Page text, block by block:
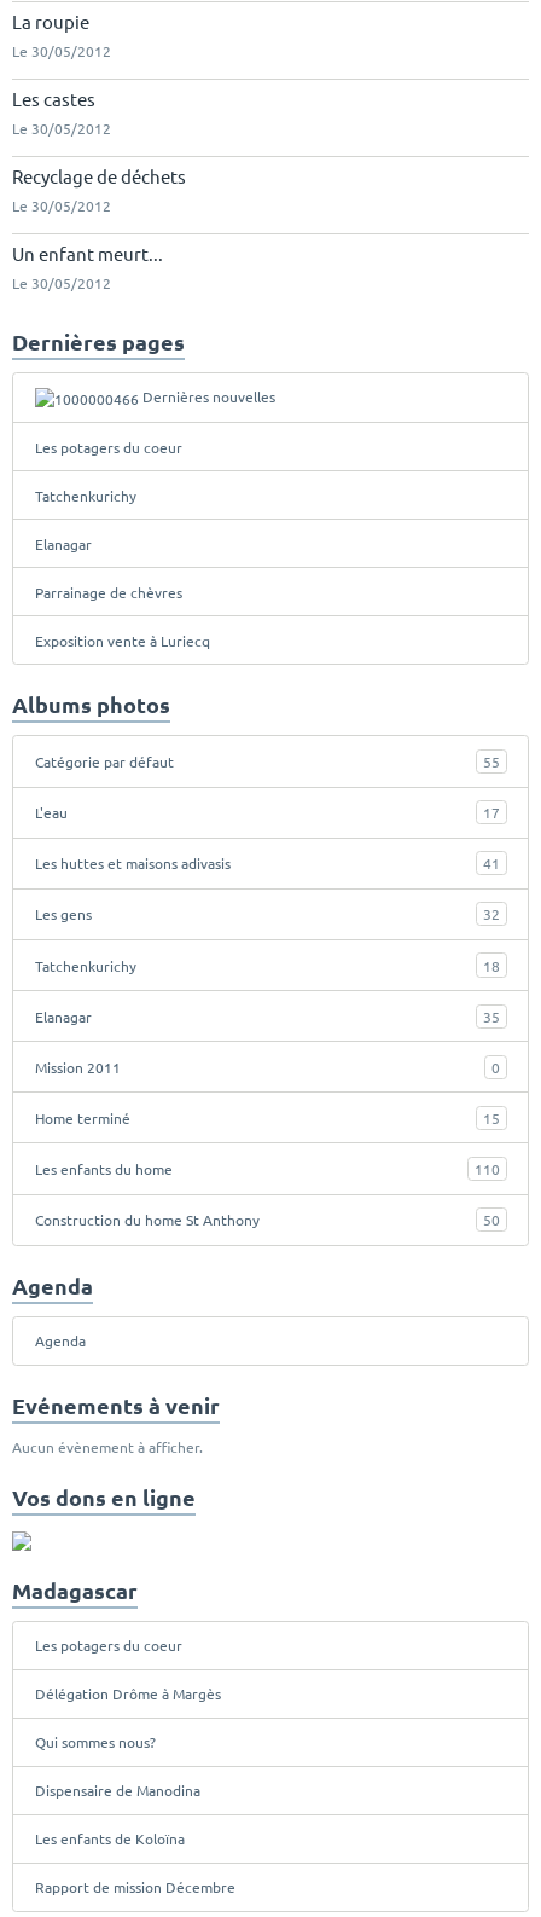
La roupie
Le 30/05/2012
Les castes
Le 30/05/2012
Recyclage de déchets
Le 30/05/2012
Un enfant meurt...
Le 30/05/2012
Dernières pages
Dernières nouvelles
Les potagers du coeur
Tatchenkurichy
Elanagar
Parrainage de chèvres
Exposition vente à Luriecq
Albums photos
Catégorie par défaut 55
L'eau 17
Les huttes et maisons adivasis 41
Les gens 32
Tatchenkurichy 18
Elanagar 35
Mission 2011 0
Home terminé 15
Les enfants du home 110
Construction du home St Anthony 50
Agenda
Agenda
Evénements à venir
Aucun évènement à afficher.
Vos dons en ligne
Madagascar
Les potagers du coeur
Délégation Drôme à Margès
Qui sommes nous?
Dispensaire de Manodina
Les enfants de Koloïna
Rapport de mission Décembre